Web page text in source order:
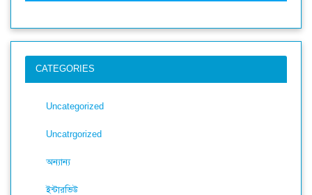
CATEGORIES
Uncategorized
Uncatrgorized
অন্যান্য
ইন্টারভিউ